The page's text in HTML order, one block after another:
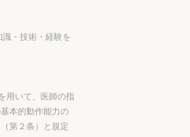
・技術・経験を
用いて、医師の指
本的動作能力の
第２条）と規定